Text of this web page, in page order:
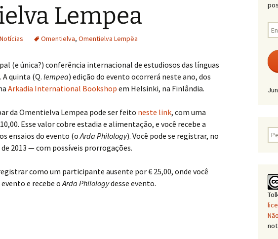
Lempea
Notícias Omentielva, Omentielva Lempëa
(e única?) conferência internacional de estudiosos das línguas
quinta (Q. lempea) edição do evento ocorrerá neste ano, dos
Arkadia International Bookshop em Helsinki, na Finlândia.
da Omentielva Lempea pode ser feito neste link, com uma
Esse valor cobre estadia e alimentação, e você recebe a
ensaios do evento (oArda Philology). Você pode se registrar, no
2013 — com possíveis prorrogações.
como um participante ausente por € 25,00, onde você
e recebe oArda Philologydesse evento.
de
mail